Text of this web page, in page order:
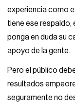
experiencia como
tiene ese respaldo,
ponga en duda su
apoyo de la gente.
Pero el público
resultados
seguramente no